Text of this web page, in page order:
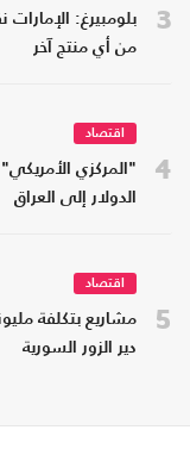
3
بلومبيرغ:
من أي منتج آخر
4
اقتصاد
"المركزي
الدولار إلى العراق
5
اقتصاد
مشاريع بتكلفة
دير الزور السورية